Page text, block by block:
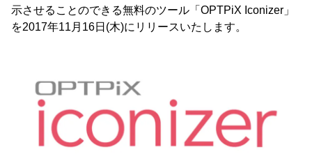
示させることのできる無料のツール「OPTPiX Iconizer」
を2017年11月16日(木)にリリースいたします。